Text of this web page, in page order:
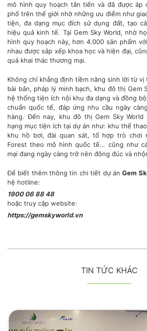
mô hình quy hoạch tân tiến và đã được áp
phố trên thế giới nhờ những ưu điểm như
tiện, đa dạng mục đích sử dụng đất, tạo
hiệu quả kinh tế. Tại Gem Sky World, nhờ
hình quy hoạch này, hơn 4.000 sản phẩm
nhau được sắp xếp khoa học và hiện đại,
quả khai thác thương mại.
Không chỉ khẳng định tiềm năng sinh lời từ vị
bài bản, pháp lý minh bạch, khu đô thị Gem
hệ thống tiện ích nội khu đa dạng và đồng
chuẩn quốc tế, đáp ứng nhu cầu ngày
hàng. Đến nay, khu đô thị Gem Sky World
hạng mục tiện ích tại dự án như: khu thể
khu hồ bơi, đài quan sát, tổ hợp trò chơi
Forest theo mô hình quốc tế… cũng như
mại đang ngày càng trở nên đông đúc và
Để biết thêm thông tin chi tiết dự ánGem
hệ hotline:
1900 06 88 48
hoặc truy cập website:
https://gemskyworld.vn
TIN TỨC KHÁC